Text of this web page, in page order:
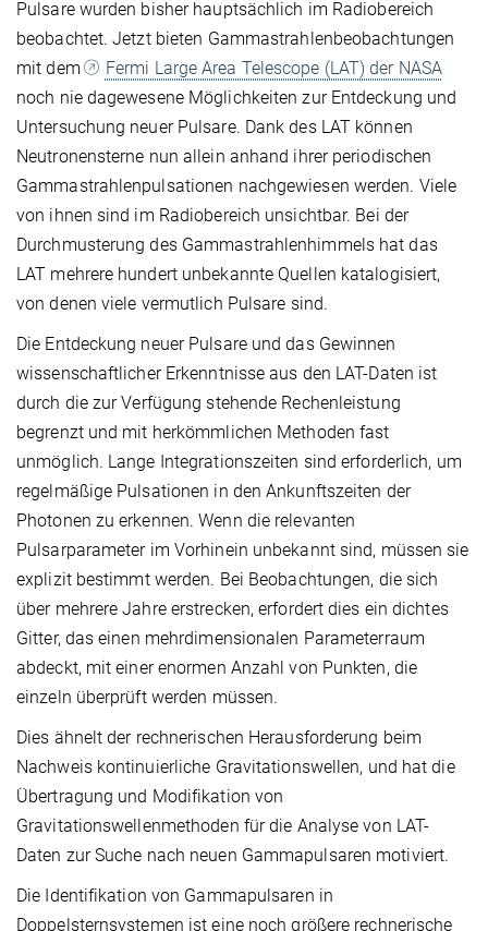
Pulsare wurden bisher hauptsächlich im Radiobereich
beobachtet. Jetzt bieten Gammastrahlenbeobachtungen
mit dem
Fermi Large Area Telescope (LAT) der NASA
noch nie dagewesene Möglichkeiten zur Entdeckung und
Untersuchung neuer Pulsare. Dank des LAT können
Neutronensterne nun allein anhand ihrer periodischen
Gammastrahlenpulsationen nachgewiesen werden. Viele
von ihnen sind im Radiobereich unsichtbar. Bei der
Durchmusterung des Gammastrahlenhimmels hat das
LAT mehrere hundert unbekannte Quellen katalogisiert,
von denen viele vermutlich Pulsare sind.
Die Entdeckung neuer Pulsare und das Gewinnen
wissenschaftlicher Erkenntnisse aus den LAT-Daten ist
durch die zur Verfügung stehende Rechenleistung
begrenzt und mit herkömmlichen Methoden fast
unmöglich. Lange Integrationszeiten sind erforderlich, um
regelmäßige Pulsationen in den Ankunftszeiten der
Photonen zu erkennen. Wenn die relevanten
Pulsarparameter im Vorhinein unbekannt sind, müssen sie
explizit bestimmt werden. Bei Beobachtungen, die sich
über mehrere Jahre erstrecken, erfordert dies ein dichtes
Gitter, das einen mehrdimensionalen Parameterraum
abdeckt, mit einer enormen Anzahl von Punkten, die
einzeln überprüft werden müssen.
Dies ähnelt der rechnerischen Herausforderung beim
Nachweis kontinuierliche Gravitationswellen, und hat die
Übertragung und Modifikation von
Gravitationswellenmethoden für die Analyse von LAT-
Daten zur Suche nach neuen Gammapulsaren motiviert.
Die Identifikation von Gammapulsaren in
Doppelsternsystemen ist eine noch größere rechnerische